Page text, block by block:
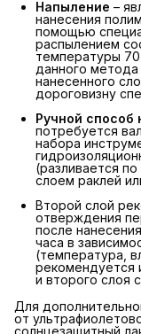
Напыление –
нанесения
помощью
распылением
температуры
данного
нанесенного
дороговизну
Ручной способ
потребуется
набора
(разливается
слоем раклей
Второй слой
отверждения
после
часа в
(температура,
рекомендуется
и второго слоя
Для
от
солнцезащитный